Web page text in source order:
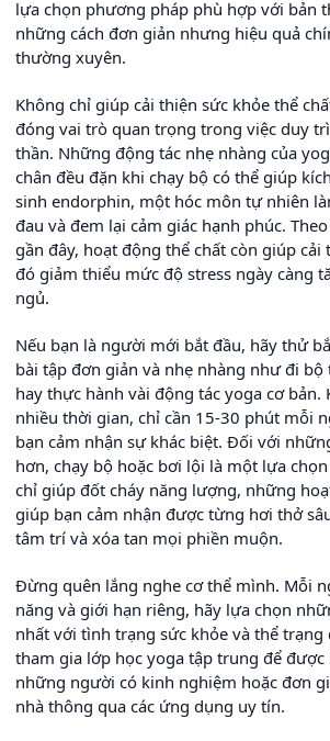
lựa chọn phương pháp phù hợp với bản
những cách đơn giản nhưng hiệu quả
thường xuyên.
Không chỉ giúp cải thiện sức khỏe thể
đóng vai trò quan trọng trong việc duy
thần. Những động tác nhẹ nhàng của
chân đều đặn khi chạy bộ có thể giúp
sinh endorphin, một hóc môn tự nhiên
đau và đem lại cảm giác hạnh phúc.
gần đây, hoạt động thể chất còn giúp cải
đó giảm thiểu mức độ stress ngày càng
ngủ.
Nếu bạn là người mới bắt đầu, hãy thử
bài tập đơn giản và nhẹ nhàng như đi
hay thực hành vài động tác yoga cơ bản.
nhiều thời gian, chỉ cần 15-30 phút mỗi
bạn cảm nhận sự khác biệt. Đối với
hơn, chạy bộ hoặc bơi lội là một lựa
chỉ giúp đốt cháy năng lượng, những
giúp bạn cảm nhận được từng hơi thở
tâm trí và xóa tan mọi phiền muộn.
Đừng quên lắng nghe cơ thể mình. Mỗi
năng và giới hạn riêng, hãy lựa chọn
nhất với tình trạng sức khỏe và thể trạng
tham gia lớp học yoga tập trung để
những người có kinh nghiệm hoặc đơn
nhà thông qua các ứng dụng uy tín.